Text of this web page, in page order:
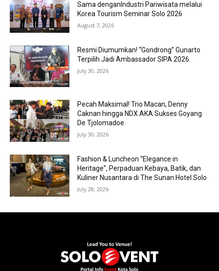
Sama denganIndustri Pariwisata melalui
Korea Tourism Seminar Solo 2026
August 7, 2026
Resmi Diumumkan! “Gondrong” Gunarto
Terpilih Jadi Ambassador SIPA 2026.
July 30, 2026
Pecah Maksimal! Trio Macan, Denny
Caknan hingga NDX AKA Sukses Goyang
De Tjolomadoe.
July 30, 2026
Fashion & Luncheon “Elegance in
Heritage”, Perpaduan Kebaya, Batik, dan
Kuliner Nusantara di The Sunan Hotel Solo
July 28, 2026